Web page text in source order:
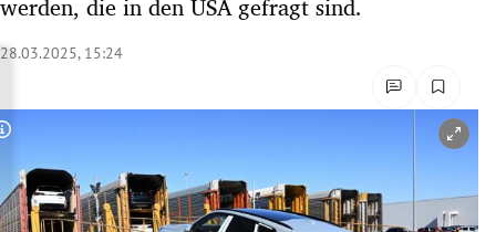
Untermenü
Untermenü
28.03.2025, 15:24
Copyright-Hinweis öffnen/schließen